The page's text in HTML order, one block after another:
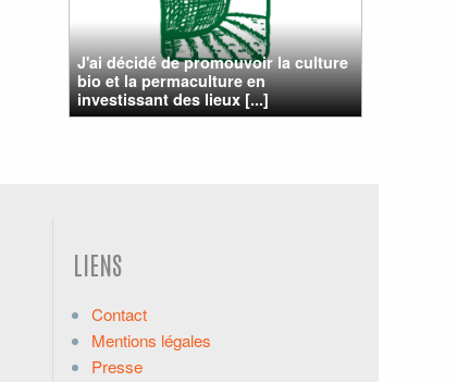
J'ai décidé de promouvoir la culture
bio et la permaculture en
investissant des lieux [...]
LIENS
Contact
Mentions légales
Presse